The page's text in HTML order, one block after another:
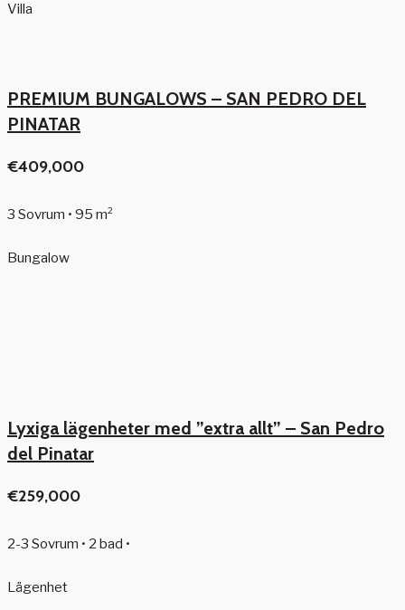
Villa
PREMIUM BUNGALOWS – SAN PEDRO DEL
PINATAR
€409,000
3 Sovrum • 95 m²
Bungalow
Lyxiga lägenheter med ”extra allt” – San Pedro
del Pinatar
€259,000
2-3 Sovrum • 2 bad •
Lägenhet